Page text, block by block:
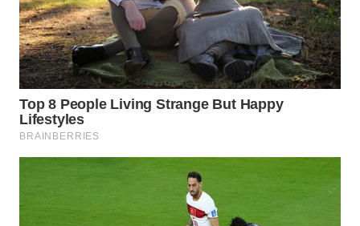
LABUHANBATU
WN
TAPANULI
TENGAH
WN DELI
SERDANG
TEBING
TINGGI